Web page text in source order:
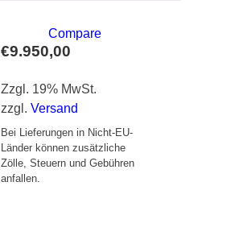
€9.950,00
Zzgl. 19% MwSt.
zzgl. Versand
Bei Lieferungen in Nicht-EU-
Länder können zusätzliche
Zölle, Steuern und Gebühren
anfallen.
Compare